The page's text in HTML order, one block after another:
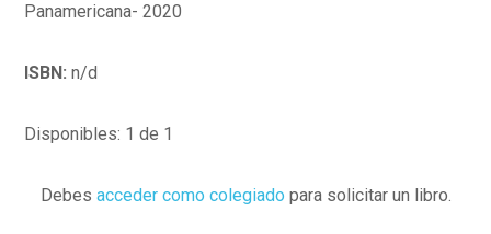
Panamericana- 2020
ISBN: n/d
Disponibles: 1 de 1
Debes acceder como colegiado para solicitar un libro.